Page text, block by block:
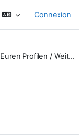
Connexion
E-Mail Adressen in Euren Profilen / Weiterleitungen